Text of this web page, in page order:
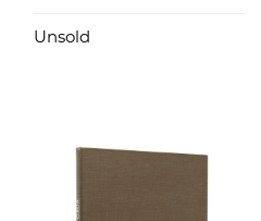
BRANDI, 1962.
Unsold